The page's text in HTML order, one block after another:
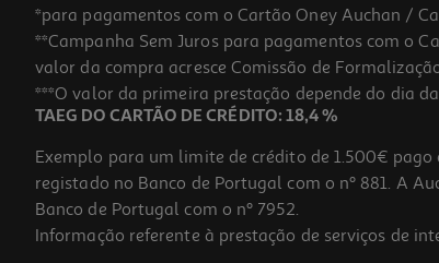
*para pagamentos com o Cartão Oney Auchan /
**Campanha Sem Juros para pagamentos com o
valor da compra acresce Comissão de
***O valor da primeira prestação depende do dia
TAEG DO CARTÃO DE CRÉDITO: 18,4 %
Exemplo para um limite de crédito de 1.500€ pago
registado no Banco de Portugal com o nº 881. A
Banco de Portugal com o nº 7952.
Informação referente à prestação de serviços de